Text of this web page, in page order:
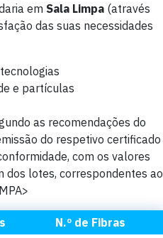
em Sala Limpa (através
das suas necessidades
e partículas
as recomendações do
do respetivo certificado
com os valores
dos lotes, correspondentes ao
N.º de Fibras